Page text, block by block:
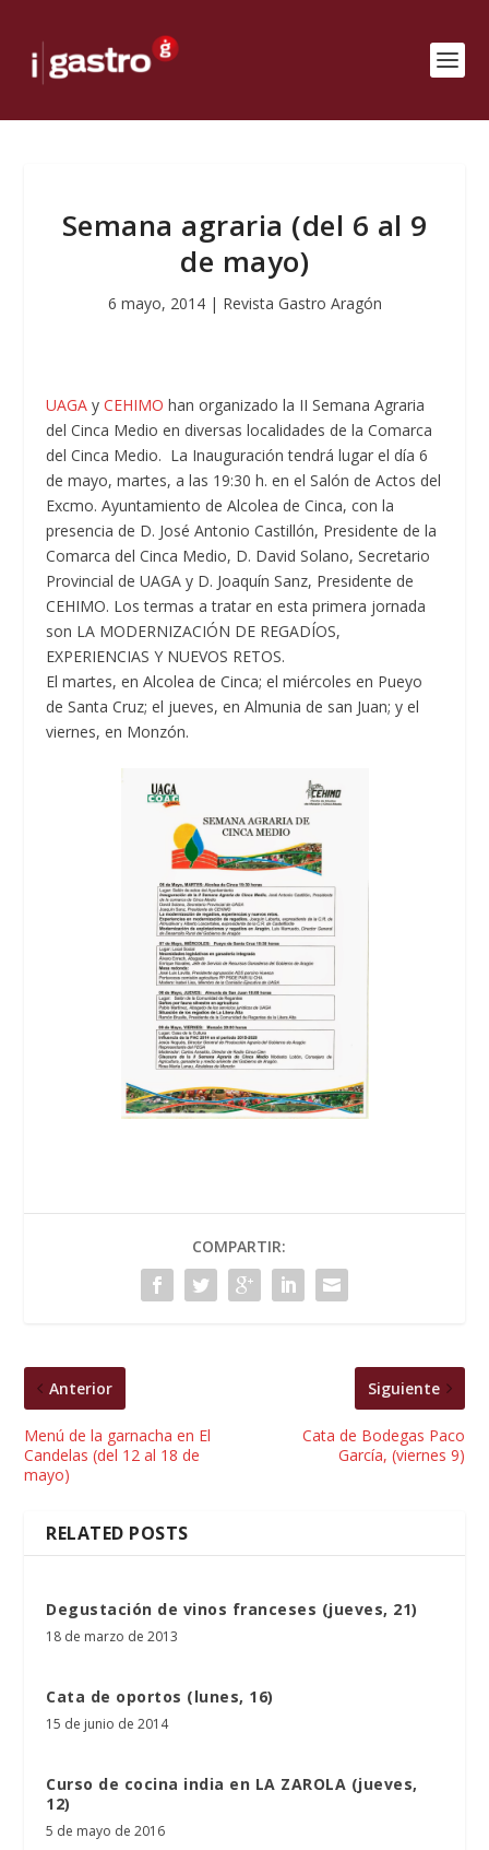
Semana agraria (del 6 al 9
de mayo)
6 mayo, 2014| Revista Gastro Aragón
UAGAyCEHIMOhan organizado la II Semana Agraria
del Cinca Medio en diversas localidades de la Comarca
del Cinca Medio. La Inauguración tendrá lugar el día 6
de mayo, martes, a las 19:30 h. en el Salón de Actos del
Excmo. Ayuntamiento de Alcolea de Cinca, con la
presencia de D. José Antonio Castillón, Presidente de la
Comarca del Cinca Medio, D. David Solano, Secretario
Provincial de UAGA y D. Joaquín Sanz, Presidente de
CEHIMO. Los termas a tratar en esta primera jornada
son LA MODERNIZACIÓN DE REGADÍOS,
EXPERIENCIAS Y NUEVOS RETOS.
El martes, en Alcolea de Cinca; el miércoles en Pueyo
de Santa Cruz; el jueves, en Almunia de san Juan; y el
viernes, en Monzón.
COMPARTIR:
Anterior
Menú de la garnacha en El
Candelas (del 12 al 18 de
mayo)
Siguiente
Cata de Bodegas Paco
García, (viernes 9)
RELATED POSTS
Degustación de vinos franceses (jueves, 21)
18 de marzo de 2013
Cata de oportos (lunes, 16)
15 de junio de 2014
Curso de cocina india en LA ZAROLA (jueves,
12)
5 de mayo de 2016